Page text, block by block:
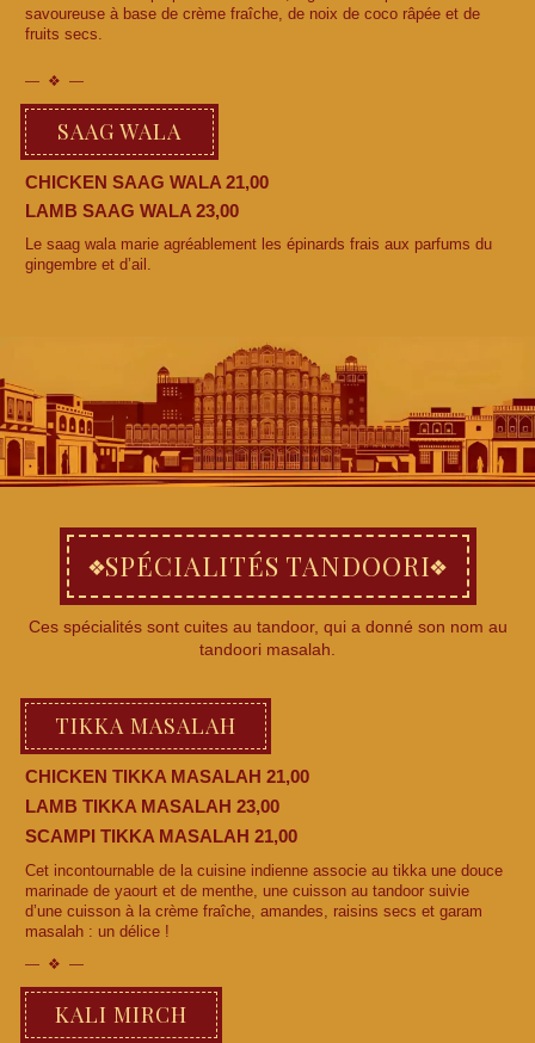
savoureuse à base de crème fraîche, de noix de coco râpée et de
fruits secs.
SAAG WALA
CHICKEN SAAG WALA 21,00
LAMB SAAG WALA 23,00
Le saag wala marie agréablement les épinards frais aux parfums du
gingembre et d’ail.
SPÉCIALITÉS TANDOORI
Ces spécialités sont cuites au tandoor, qui a donné son nom au
tandoori masalah.
TIKKA MASALAH
CHICKEN TIKKA MASALAH 21,00
LAMB TIKKA MASALAH 23,00
SCAMPI TIKKA MASALAH 21,00
Cet incontournable de la cuisine indienne associe au tikka une douce
marinade de yaourt et de menthe, une cuisson au tandoor suivie
d’une cuisson à la crème fraîche, amandes, raisins secs et garam
masalah : un délice !
KALI MIRCH